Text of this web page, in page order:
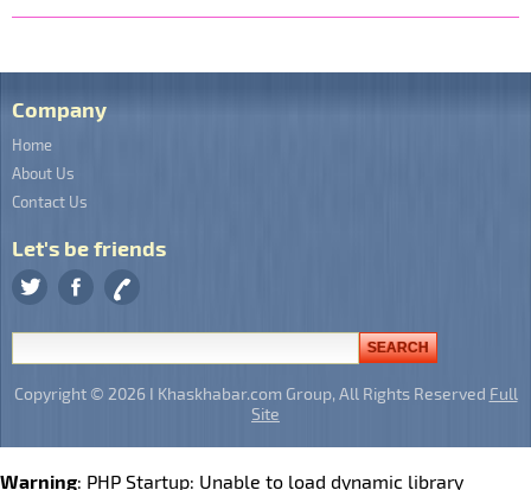
Company
Home
About Us
Contact Us
Let's be friends
Copyright © 2026 I Khaskhabar.com Group, All Rights Reserved Full
Site
Warning: PHP Startup: Unable to load dynamic library